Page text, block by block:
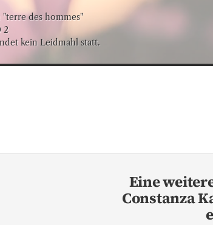
des hommes"
2
kein Leidmahl statt.
Eine
Constanza